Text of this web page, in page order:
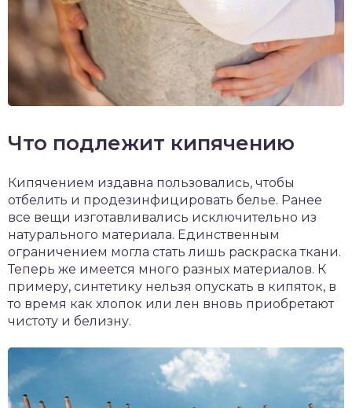
Что подлежит кипячению
Кипячением издавна пользовались, чтобы
отбелить и продезинфицировать белье. Ранее
все вещи изготавливались исключительно из
натурального материала. Единственным
ограничением могла стать лишь раскраска ткани.
Теперь же имеется много разных материалов. К
примеру, синтетику нельзя опускать в кипяток, в
то время как хлопок или лен вновь приобретают
чистоту и белизну.